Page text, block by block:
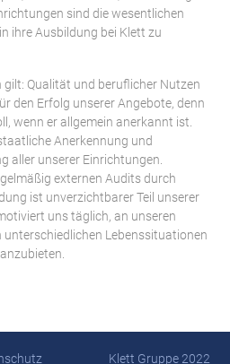
sind die wesentlichen
ihre Ausbildung bei Klett zu
Qualität und beruflicher Nutzen
den Erfolg unserer Angebote, denn
wenn er allgemein anerkannt ist.
Anerkennung und
aller unserer Einrichtungen.
externen Audits durch
ist unverzichtbarer Teil unserer
uns täglich, an unseren
Lebenssituationen
Klett Gruppe 2022